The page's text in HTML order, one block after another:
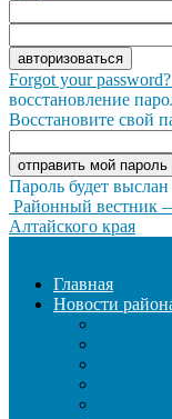
Forgot your
восстановление
Восстановите свой
Пароль будет
Районный вестник
Алтайского края
Главная
Новости